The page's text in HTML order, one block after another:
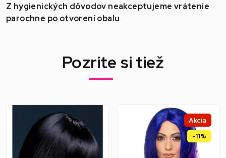
Z hygienických dôvodov neakceptujeme vrátenie
parochne po otvorení obalu.
Pozrite si tiež
Akcia
-11%